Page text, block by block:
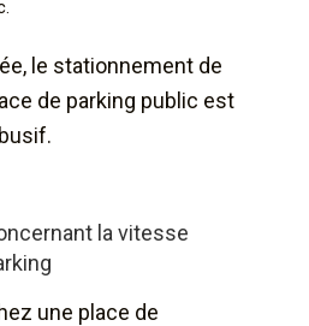
le stationnement de
de parking public est
la vitesse
une place de